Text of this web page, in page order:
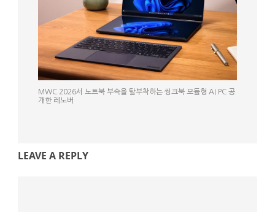
MWC 2026서 노트북 부속을 탈부착하는 씽크북 모듈형 AI PC 공
개한 레노버
LEAVE A REPLY